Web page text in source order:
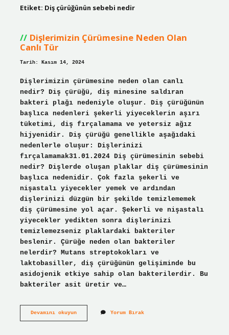
Etiket: Diş çürüğünün sebebi nedir
Dişlerimizin Çürümesine Neden Olan
Canlı Tür
Tarih: Kasım 14, 2024
Dişlerimizin çürümesine neden olan canlı
nedir? Diş çürüğü, diş minesine saldıran
bakteri plağı nedeniyle oluşur. Diş çürüğünün
başlıca nedenleri şekerli yiyeceklerin aşırı
tüketimi, diş fırçalamama ve yetersiz ağız
hijyenidir. Diş çürüğü genellikle aşağıdaki
nedenlerle oluşur: Dişlerinizi
fırçalamamak31.01.2024 Diş çürümesinin sebebi
nedir? Dişlerde oluşan plaklar diş çürümesinin
başlıca nedenidir. Çok fazla şekerli ve
nişastalı yiyecekler yemek ve ardından
dişlerinizi düzgün bir şekilde temizlememek
diş çürümesine yol açar. Şekerli ve nişastalı
yiyecekler yedikten sonra dişlerinizi
temizlemezseniz plaklardaki bakteriler
beslenir. Çürüğe neden olan bakteriler
nelerdir? Mutans streptokokları ve
laktobasiller, diş çürüğünün gelişiminde bu
asidojenik etkiye sahip olan bakterilerdir. Bu
bakteriler asit üretir ve…
Devamını okuyunDişlerimizinYorum Bırak